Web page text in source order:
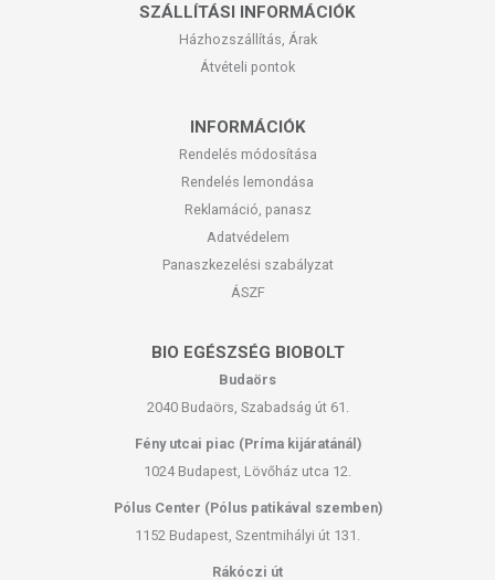
SZÁLLÍTÁSI INFORMÁCIÓK
Házhozszállítás, Árak
Átvételi pontok
INFORMÁCIÓK
Rendelés módosítása
Rendelés lemondása
Reklamáció, panasz
Adatvédelem
Panaszkezelési szabályzat
ÁSZF
BIO EGÉSZSÉG BIOBOLT
Budaörs
2040 Budaörs, Szabadság út 61.
Fény utcai piac (Príma kijáratánál)
1024 Budapest, Lövőház utca 12.
Pólus Center (Pólus patikával szemben)
1152 Budapest, Szentmihályi út 131.
Rákóczi út